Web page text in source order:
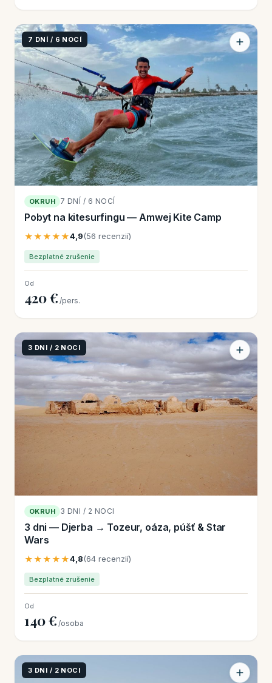
7 DNÍ / 6 NOCÍ
OKRUH 7 DNÍ / 6 NOCÍ
Pobyt na kitesurfingu — Amwej Kite Camp
★★★★★4,9(56 recenzií)
Bezplatné zrušenie
Od
420 € /pers.
3 DNI / 2 NOCI
OKRUH 3 DNI / 2 NOCI
3 dni — Djerba → Tozeur, oáza, púšť & Star
Wars
★★★★★4,8(64 recenzií)
Bezplatné zrušenie
Od
140 € /osoba
3 DNI / 2 NOCI